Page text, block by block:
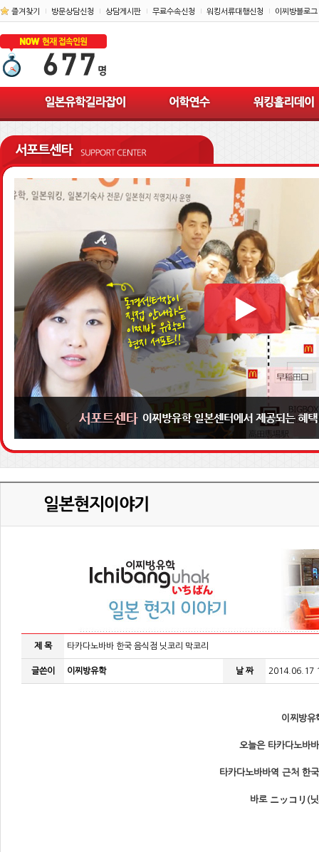
즐겨찾기 방문상담신청 상담게시판 무료수속신청 워킹서류대행신청 이찌방블로그
제 목 타카다노바바 한국 음식점 닛코리 막코리
글쓴이 이찌방유학 날 짜 2014.06.17
이찌방
오늘은 타카다노바
타카다노바바역 근처 한
바로 ニッコリ(